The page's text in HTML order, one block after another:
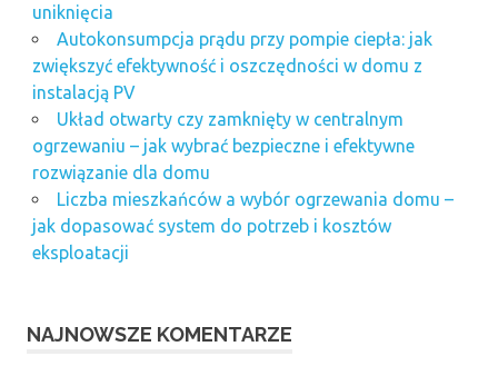
uniknięcia
Autokonsumpcja prądu przy pompie ciepła: jak
zwiększyć efektywność i oszczędności w domu z
instalacją PV
Układ otwarty czy zamknięty w centralnym
ogrzewaniu – jak wybrać bezpieczne i efektywne
rozwiązanie dla domu
Liczba mieszkańców a wybór ogrzewania domu –
jak dopasować system do potrzeb i kosztów
eksploatacji
NAJNOWSZE KOMENTARZE